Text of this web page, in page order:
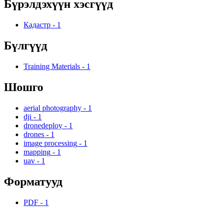
Бүрэлдэхүүн хэсгүүд
Кадастр - 1
Бүлгүүд
Training Materials - 1
Шошго
aerial photography - 1
dji - 1
dronedeploy - 1
drones - 1
image processing - 1
mapping - 1
uav - 1
Форматууд
PDF - 1